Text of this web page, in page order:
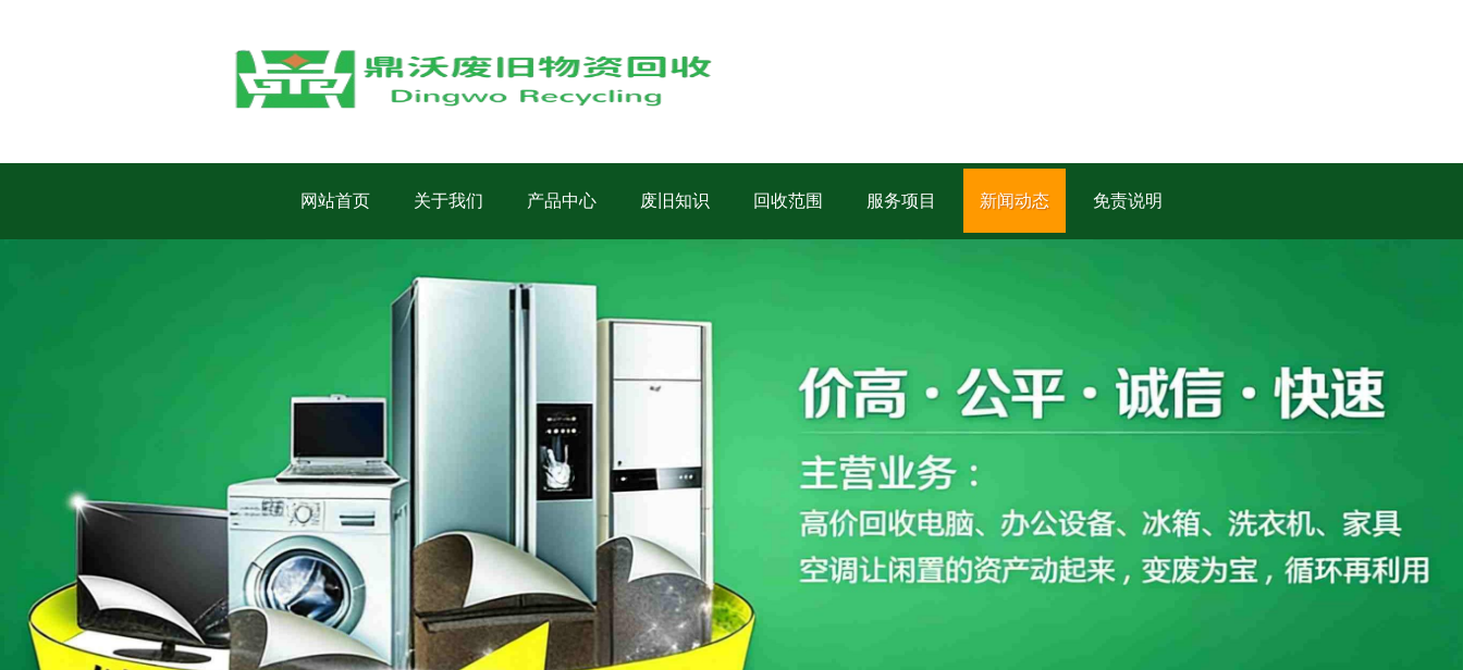
网站首页 关于我们 产品中心 废旧知识 回收范围 服务项目 新闻动态 免责说明